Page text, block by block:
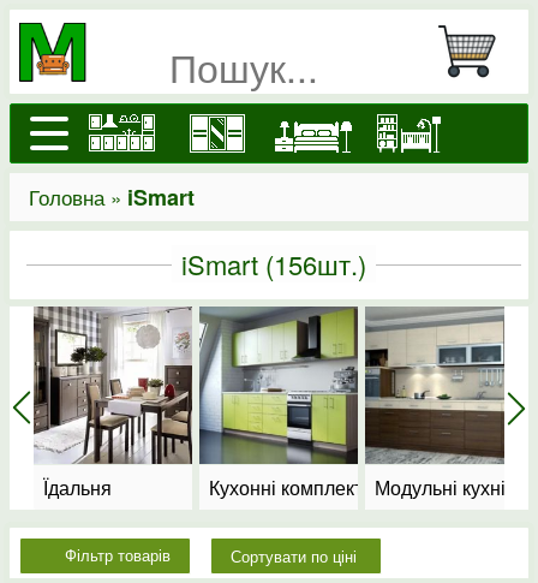
Головна » iSmart
iSmart (156шт.)
Їдальня Кухонні комплекти Модульні кухні
Фільтр товарів Сортувати по ціні